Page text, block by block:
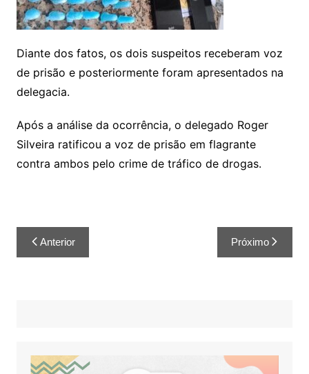
Diante dos fatos, os dois suspeitos receberam voz
de prisão e posteriormente foram apresentados na
delegacia.
Após a análise da ocorrência, o delegado Roger
Silveira ratificou a voz de prisão em flagrante
contra ambos pelo crime de tráfico de drogas.
Anterior Próximo